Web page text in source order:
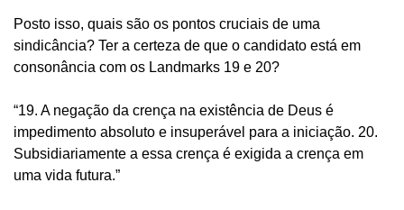
Posto isso, quais são os pontos cruciais de uma
sindicância? Ter a certeza de que o candidato está em
consonância com os Landmarks 19 e 20?
“19. A negação da crença na existência de Deus é
impedimento absoluto e insuperável para a iniciação. 20.
Subsidiariamente a essa crença é exigida a crença em
uma vida futura.”